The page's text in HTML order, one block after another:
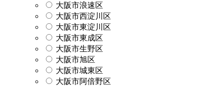
大阪市浪速区
大阪市西淀川区
大阪市東淀川区
大阪市東成区
大阪市生野区
大阪市旭区
大阪市城東区
大阪市阿倍野区